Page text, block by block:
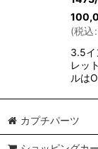
(税込:
3.5イ
レッ
ルは
カプチパーツ